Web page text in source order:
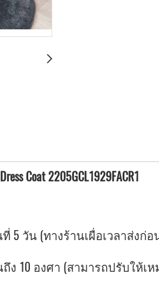
Coat 2205GCL1929FACR1
5 วัน (ทางร้านเผื่อเวลาส่งก่
10 องศา (สามารถปรับให้